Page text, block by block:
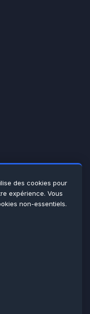
des cookies pour
expérience. Vous
non-essentiels.